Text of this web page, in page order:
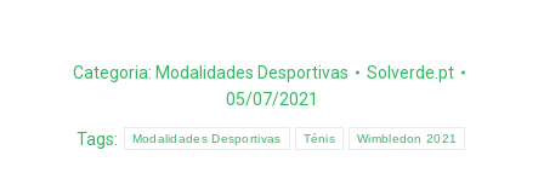
Categoria: Modalidades Desportivas
Solverde.pt
05/07/2021
Tags: Modalidades Desportivas Ténis Wimbledon 2021